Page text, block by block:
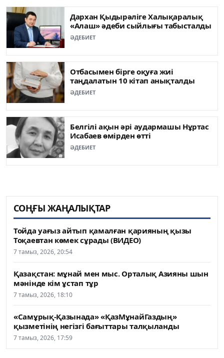
Дархан Қыдырәліге Халықаралық
«Алаш» әдеби сыйлығы табысталды
ӘДЕБИЕТ
Отбасымен бірге оқуға жиі
таңдалатын 10 кітап анықталды
ӘДЕБИЕТ
Белгілі ақын әрі аудармашы Нұртас
Исабаев өмірден өтті
ӘДЕБИЕТ
СОҢҒЫ ЖАҢАЛЫҚТАР
Тойда уағыз айтып қамалған қарияның қызы
Тоқаевтан көмек сұрады (ВИДЕО)
7 тамыз, 2026, 20:54
Қазақстан: мұнай мен мыс. Орталық Азияны шын
мәнінде кім ұстап тұр
7 тамыз, 2026, 18:10
«Самұрық-Қазынада» «ҚазМұнайГаздың»
қызметінің негізгі бағыттары талқыланды
7 тамыз, 2026, 17:59